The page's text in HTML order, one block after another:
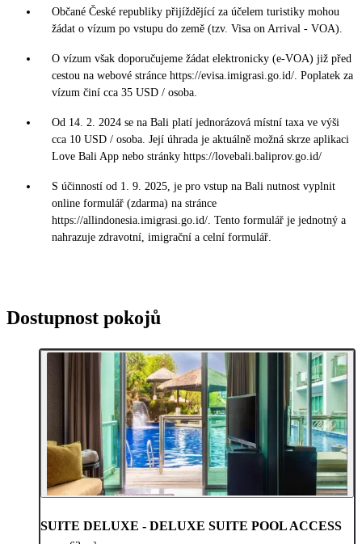
Občané České republiky přijíždějící za účelem turistiky mohou
žádat o vízum po vstupu do země (tzv. Visa on Arrival - VOA).
O vízum však doporučujeme žádat elektronicky (e-VOA) již před
cestou na webové stránce https://evisa.imigrasi.go.id/. Poplatek za
vízum činí cca 35 USD / osoba.
Od 14. 2. 2024 se na Bali platí jednorázová místní taxa ve výši
cca 10 USD / osoba. Její úhrada je aktuálně možná skrze aplikaci
Love Bali App nebo stránky https://lovebali.baliprov.go.id/
S účinností od 1. 9. 2025, je pro vstup na Bali nutnost vyplnit
online formulář (zdarma) na stránce
https://allindonesia.imigrasi.go.id/. Tento formulář je jednotný a
nahrazuje zdravotní, imigrační a celní formulář.
Dostupnost pokojů
SUITE DELUXE - DELUXE SUITE POOL ACCESS